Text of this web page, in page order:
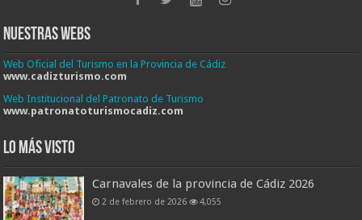
Nuestras Webs
Web Oficial del Turismo en la Provincia de Cádiz
www.cadizturismo.com
Web Institucional del Patronato de Turismo
www.patronatoturismocadiz.com
Lo más visto
Carnavales de la provincia de Cádiz 2026
2 de febrero de 2026 4,055